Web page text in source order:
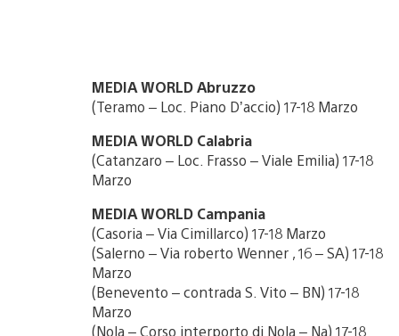
MEDIA WORLD Abruzzo
(Teramo – Loc. Piano D’accio) 17-18 Marzo
MEDIA WORLD Calabria
(Catanzaro – Loc. Frasso – Viale Emilia) 17-18
Marzo
MEDIA WORLD Campania
(Casoria – Via Cimillarco) 17-18 Marzo
(Salerno – Via roberto Wenner , 16 – SA) 17-18
Marzo
(Benevento – contrada S. Vito – BN) 17-18
Marzo
(Nola – Corso interporto di Nola – Na) 17-18